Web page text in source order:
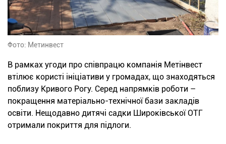
Фото: Метинвест
В рамках угоди про співпрацю компанія Метінвест
втілює користі ініціативи у громадах, що знаходяться
поблизу Кривого Рогу. Серед напрямків роботи –
покращення матеріально-технічної бази закладів
освіти. Нещодавно дитячі садки Широківської ОТГ
отримали покриття для підлоги.